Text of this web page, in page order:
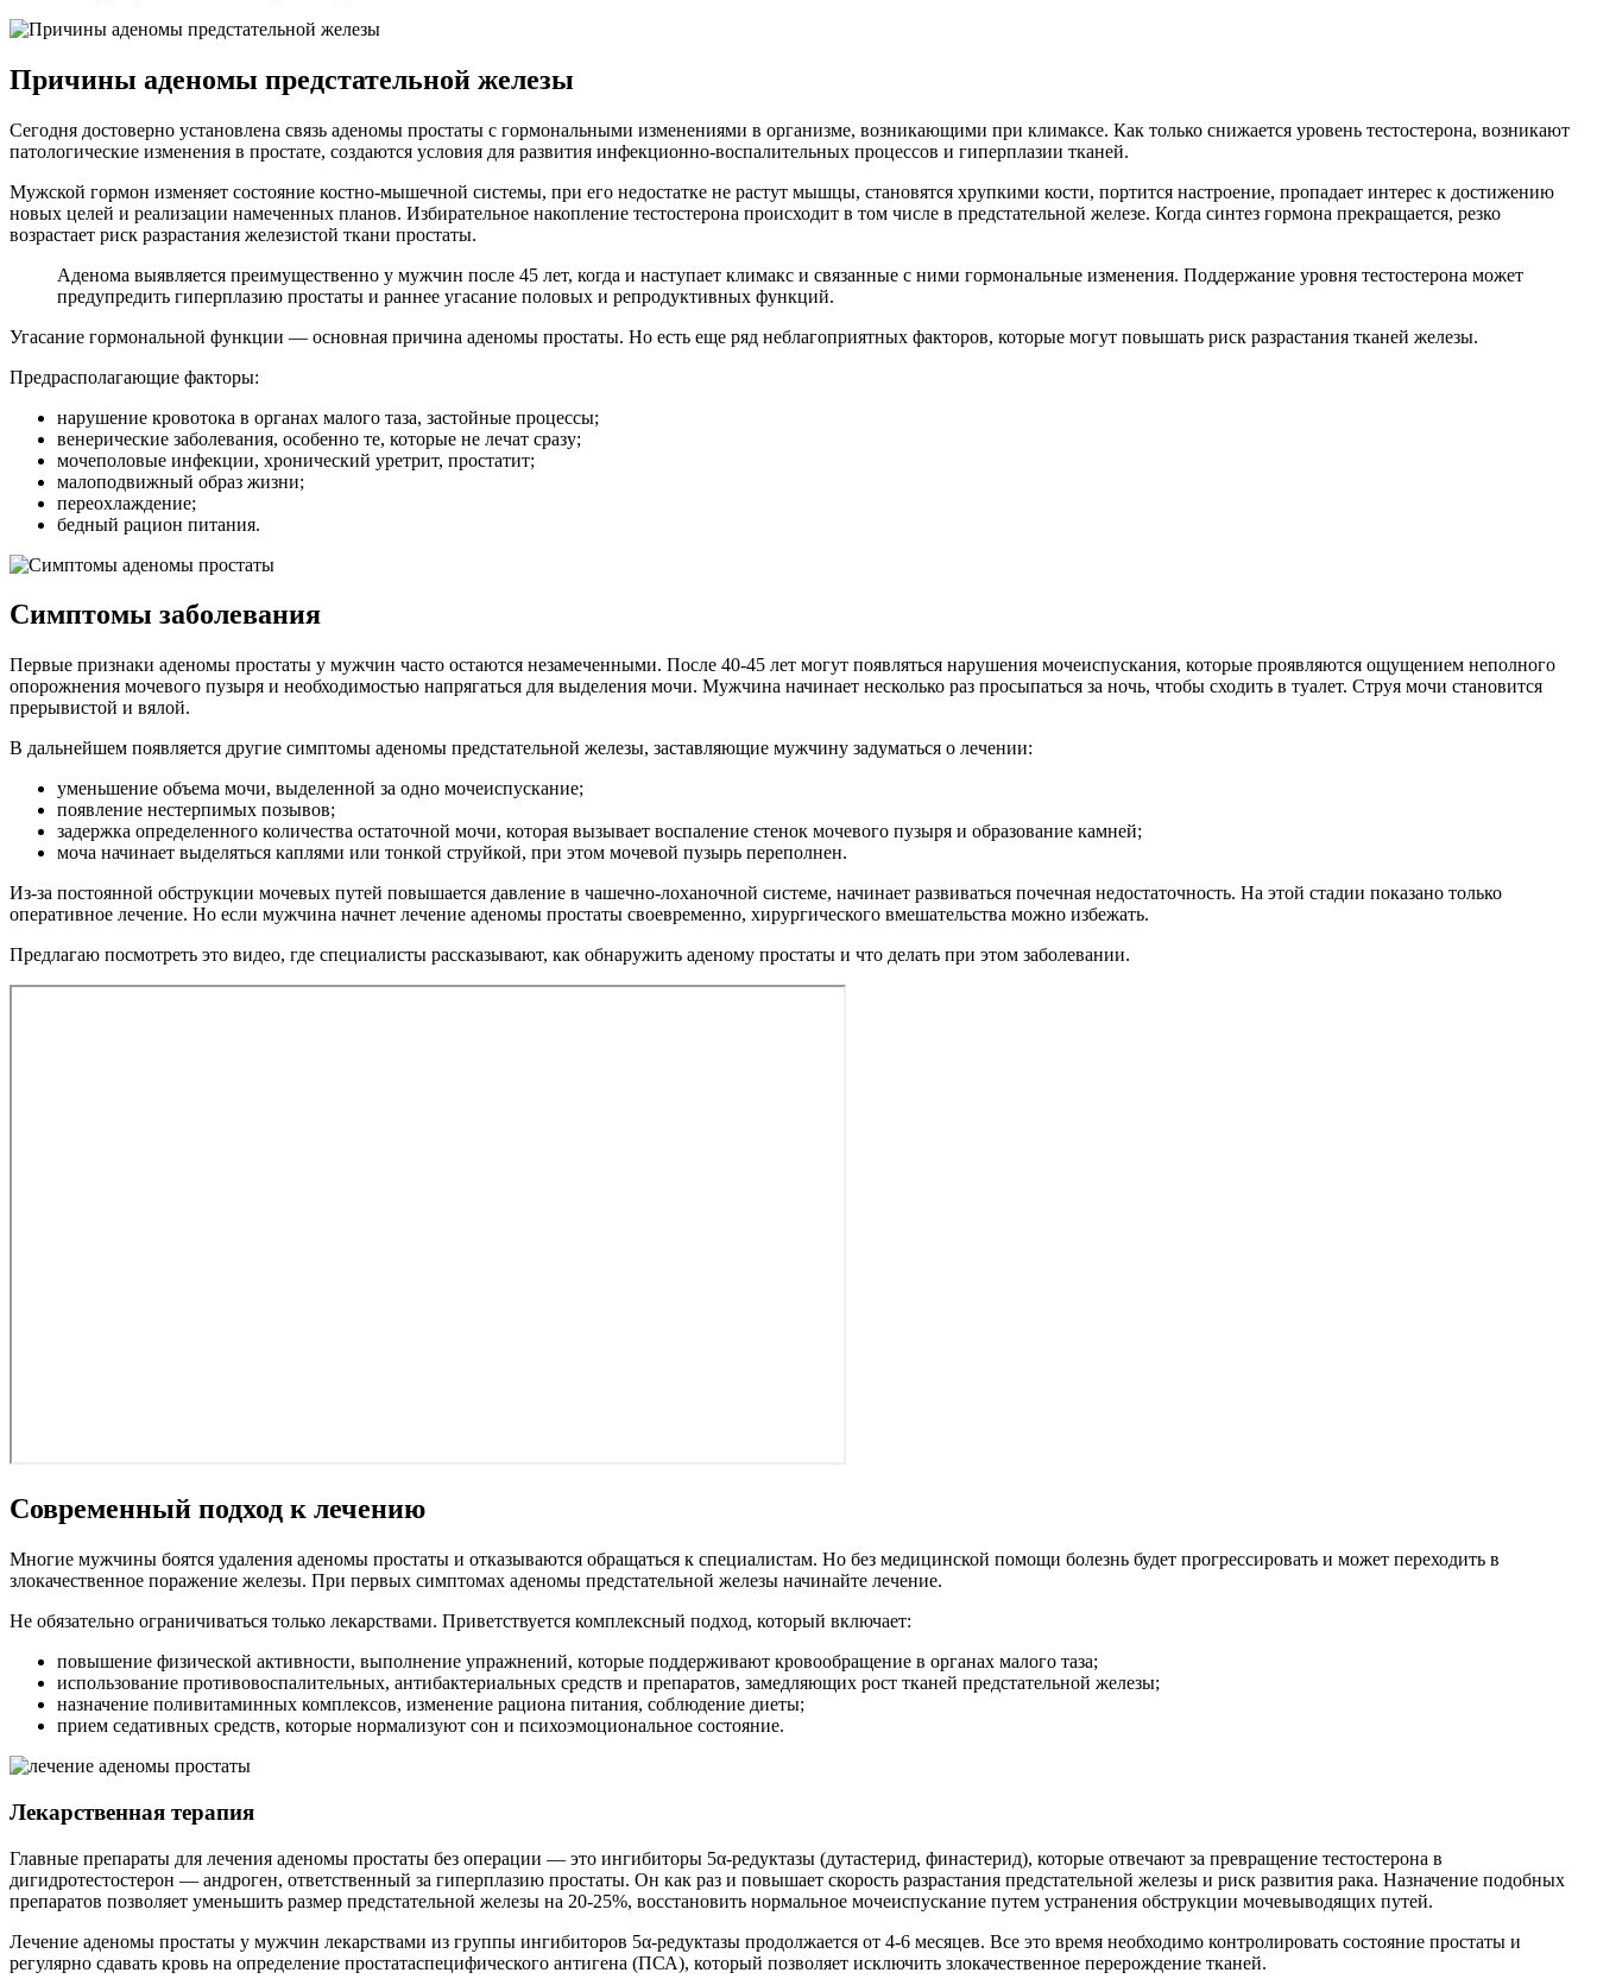
Причины аденомы предстательной железы
Сегодня достоверно установлена связь аденомы простаты с гормональными изменениями в организме, возникающими при климаксе. Как только снижается уровень тестостерона, возникают
патологические изменения в простате, создаются условия для развития инфекционно-воспалительных процессов и гиперплазии тканей.
Мужской гормон изменяет состояние костно-мышечной системы, при его недостатке не растут мышцы, становятся хрупкими кости, портится настроение, пропадает интерес к достижению
новых целей и реализации намеченных планов. Избирательное накопление тестостерона происходит в том числе в предстательной железе. Когда синтез гормона прекращается, резко
возрастает риск разрастания железистой ткани простаты.
Аденома выявляется преимущественно у мужчин после 45 лет, когда и наступает климакс и связанные с ними гормональные изменения. Поддержание уровня тестостерона может
предупредить гиперплазию простаты и раннее угасание половых и репродуктивных функций.
Угасание гормональной функции — основная причина аденомы простаты. Но есть еще ряд неблагоприятных факторов, которые могут повышать риск разрастания тканей железы.
Предрасполагающие факторы:
нарушение кровотока в органах малого таза, застойные процессы;
венерические заболевания, особенно те, которые не лечат сразу;
мочеполовые инфекции, хронический уретрит, простатит;
малоподвижный образ жизни;
переохлаждение;
бедный рацион питания.
Симптомы заболевания
Первые признаки аденомы простаты у мужчин часто остаются незамеченными. После 40-45 лет могут появляться нарушения мочеиспускания, которые проявляются ощущением неполного
опорожнения мочевого пузыря и необходимостью напрягаться для выделения мочи. Мужчина начинает несколько раз просыпаться за ночь, чтобы сходить в туалет. Струя мочи становится
прерывистой и вялой.
В дальнейшем появляется другие симптомы аденомы предстательной железы, заставляющие мужчину задуматься о лечении:
уменьшение объема мочи, выделенной за одно мочеиспускание;
появление нестерпимых позывов;
задержка определенного количества остаточной мочи, которая вызывает воспаление стенок мочевого пузыря и образование камней;
моча начинает выделяться каплями или тонкой струйкой, при этом мочевой пузырь переполнен.
Из-за постоянной обструкции мочевых путей повышается давление в чашечно-лоханочной системе, начинает развиваться почечная недостаточность. На этой стадии показано только
оперативное лечение. Но если мужчина начнет лечение аденомы простаты своевременно, хирургического вмешательства можно избежать.
Предлагаю посмотреть это видео, где специалисты рассказывают, как обнаружить аденому простаты и что делать при этом заболевании.
Современный подход к лечению
Многие мужчины боятся удаления аденомы простаты и отказываются обращаться к специалистам. Но без медицинской помощи болезнь будет прогрессировать и может переходить в
злокачественное поражение железы. При первых симптомах аденомы предстательной железы начинайте лечение.
Не обязательно ограничиваться только лекарствами. Приветствуется комплексный подход, который включает:
повышение физической активности, выполнение упражнений, которые поддерживают кровообращение в органах малого таза;
использование противовоспалительных, антибактериальных средств и препаратов, замедляющих рост тканей предстательной железы;
назначение поливитаминных комплексов, изменение рациона питания, соблюдение диеты;
прием седативных средств, которые нормализуют сон и психоэмоциональное состояние.
Лекарственная терапия
Главные препараты для лечения аденомы простаты без операции — это ингибиторы 5α-редуктазы (дутастерид, финастерид), которые отвечают за превращение тестостерона в
дигидротестостерон — андроген, ответственный за гиперплазию простаты. Он как раз и повышает скорость разрастания предстательной железы и риск развития рака. Назначение подобных
препаратов позволяет уменьшить размер предстательной железы на 20-25%, восстановить нормальное мочеиспускание путем устранения обструкции мочевыводящих путей.
Лечение аденомы простаты у мужчин лекарствами из группы ингибиторов 5α-редуктазы продолжается от 4-6 месяцев. Все это время необходимо контролировать состояние простаты и
регулярно сдавать кровь на определение простатаспецифического антигена (ПСА), который позволяет исключить злокачественное перерождение тканей.